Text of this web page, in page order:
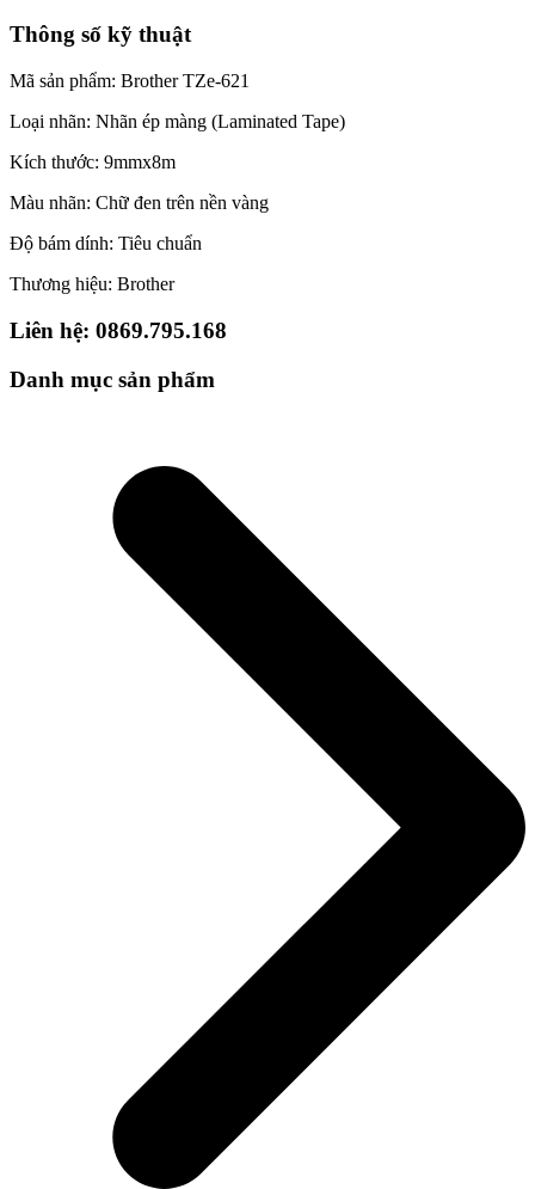
Thông số kỹ thuật
Mã sản phẩm: Brother TZe-621
Loại nhãn: Nhãn ép màng (Laminated Tape)
Kích thước: 9mmx8m
Màu nhãn: Chữ đen trên nền vàng
Độ bám dính: Tiêu chuẩn
Thương hiệu: Brother
Liên hệ: 0869.795.168
Danh mục sản phẩm